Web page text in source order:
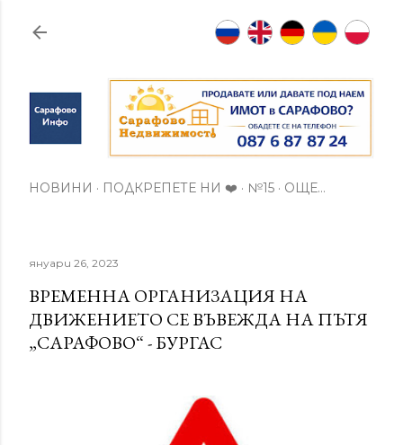
Пропускане към основното съдържание
НОВИНИ ПОДКРЕПЕТЕ НИ ❤️ №15 ОЩЕ…
януари 26, 2023
ВРЕМЕННА ОРГАНИЗАЦИЯ НА
ДВИЖЕНИЕТО СЕ ВЪВЕЖДА НА ПЪТЯ
„САРАФОВО“ - БУРГАС